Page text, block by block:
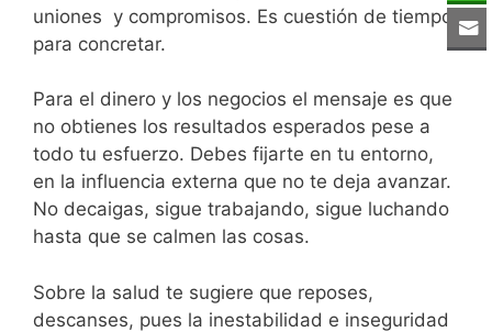
uniones y compromisos. Es cuestión de tiempo
para concretar.
Para el dinero y los negocios el mensaje es que
no obtienes los resultados esperados pese a
todo tu esfuerzo. Debes fijarte en tu entorno,
en la influencia externa que no te deja avanzar.
No decaigas, sigue trabajando, sigue luchando
hasta que se calmen las cosas.
Sobre la salud te sugiere que reposes,
descanses, pues la inestabilidad e inseguridad